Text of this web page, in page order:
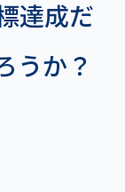
達成だ
うか？